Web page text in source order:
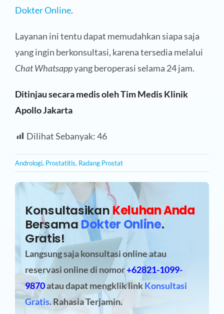
Dokter Online.
Layanan ini tentu dapat memudahkan siapa saja
yang ingin berkonsultasi, karena tersedia melalui
Chat Whatsappyang beroperasi selama 24 jam.
Ditinjau secara medis oleh Tim Medis Klinik
Apollo Jakarta
Dilihat Sebanyak:46
Andrologi, Prostatitis, Radang Prostat
KonsultasikanKeluhan Anda
BersamaDokter Online.
Gratis!
Langsung saja konsultasi online atau
reservasi onlinedi nomor+62821-1099-
9870atau dapat mengklik linkKonsultasi
Gratis. Rahasia Terjamin.